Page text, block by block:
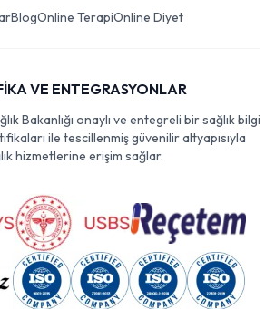
BlogOnline TerapiOnline Diyet
VE ENTEGRASYONLAR
Bakanlığı onaylı ve entegreli bir sağlık bilgi
ile tescillenmiş güvenilir altyapısıyla
hizmetlerine erişim sağlar.